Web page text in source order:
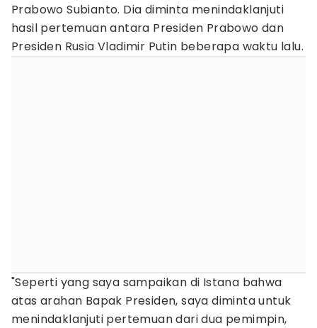
Prabowo Subianto. Dia diminta menindaklanjuti
hasil pertemuan antara Presiden Prabowo dan
Presiden Rusia Vladimir Putin beberapa waktu lalu.
"Seperti yang saya sampaikan di Istana bahwa
atas arahan Bapak Presiden, saya diminta untuk
menindaklanjuti pertemuan dari dua pemimpin,